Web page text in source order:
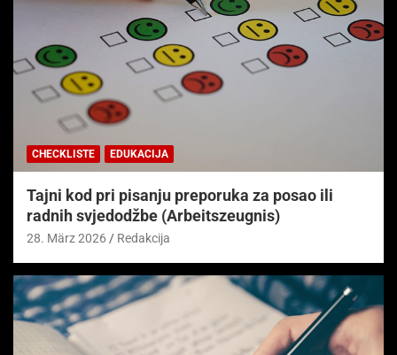
CHECKLISTE EDUKACIJA
Tajni kod pri pisanju preporuka za posao ili
radnih svjedodžbe (Arbeitszeugnis)
28. März 2026 Redakcija